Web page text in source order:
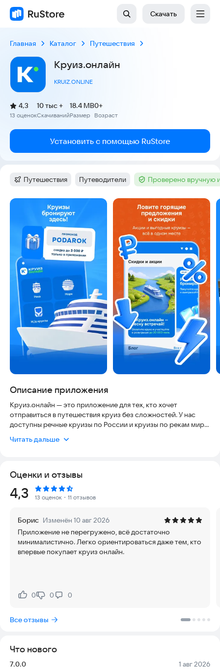
Скачать
Главная Каталог Путешествия
Круиз.онлайн
KRUIZ.ONLINE
Рейтинг:
4,3
(
13 оценок
)
Скачиваний
10 тыс +
Размер
18.4 MB
Возраст
0+
Установить с помощью RuStore
Категория:
Путешествия Тег:
Путеводители Тег :Проверено вручную
Скриншоты
Описание приложения
Круиз.онлайн — это приложение для тех, кто хочет
отправиться в путешествия круиз без сложностей. У нас
доступны речные круизы по России и круизы по рекам мира
направлений. Каждый маршрут — это живописный пейзаж,
Что делает приложение удобным:
• Быстрое бронирование — выберите город отправления,
дату, каюту и маршрут за пару минут.
• Работа в мессенджерах — поддержка доступна 24/7 — мы
• Подробные описания лайнеров и теплоходов: каюты,
питание, экскурсии, виды размещения.
• Красивые живописные фото и информация о
достопримечательностях на маршруте.
Все путешествия проходят на комфортабельных теплоходах
и лайнерах: удобные каюты, чистые палубы, рестораны,
незабываемый отдых.
• подобрать интересный маршрут,
• забронировать круиз,
Читать дальше
Оценки и отзывы
Рейтинг:
4,3 13 оценок ・11 отзывов
Борис Изменён 10 авг 2026
Приложение не перегружено, всё достаточно
минималистично. Легко ориентироваться даже тем, кто
впервые покупает круиз онлайн.
Нравится:
0Не нравится:
0 0
Все отзывы
Что нового
Версия:
7.0.0 Дата:
1 авг 2026